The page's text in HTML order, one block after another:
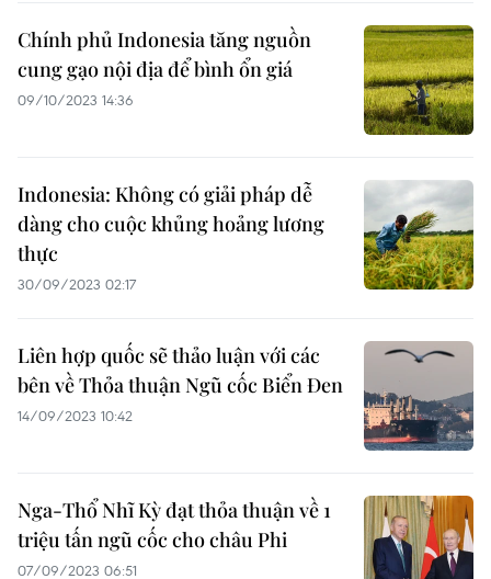
Chính phủ Indonesia tăng nguồn
cung gạo nội địa để bình ổn giá
09/10/2023 14:36
Indonesia: Không có giải pháp dễ
dàng cho cuộc khủng hoảng lương
thực
30/09/2023 02:17
Liên hợp quốc sẽ thảo luận với các
bên về Thỏa thuận Ngũ cốc Biển Đen
14/09/2023 10:42
Nga-Thổ Nhĩ Kỳ đạt thỏa thuận về 1
triệu tấn ngũ cốc cho châu Phi
07/09/2023 06:51